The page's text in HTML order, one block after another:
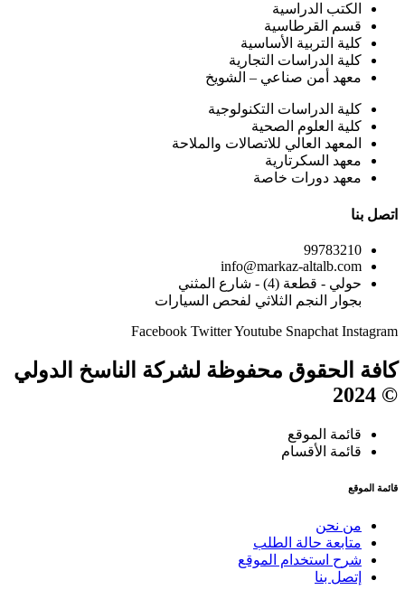
الكتب الدراسية
قسم القرطاسية
كلية التربية الأساسية
كلية الدراسات التجارية
معهد أمن صناعي – الشويخ
كلية الدراسات التكنولوجية
كلية العلوم الصحية
المعهد العالي للاتصالات والملاحة
معهد السكرتارية
معهد دورات خاصة
اتصل بنا
99783210
info@markaz-altalb.com
حولي - قطعة (4) - شارع المثني
بجوار النجم الثلاثي لفحص السيارات
Facebook TwitterYoutube Snapchat Instagram
كافة الحقوق محفوظة لشركة الناسخ الدولي
© 2024
قائمة الموقع
قائمة الأقسام
قائمة الموقع
من نحن
متابعة حالة الطلب
شرح استخدام الموقع
إتصل بنا